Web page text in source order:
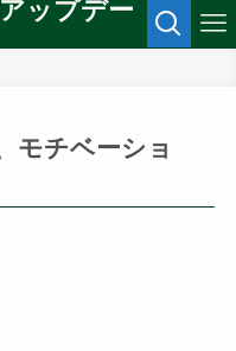
ップデー
モチベーショ